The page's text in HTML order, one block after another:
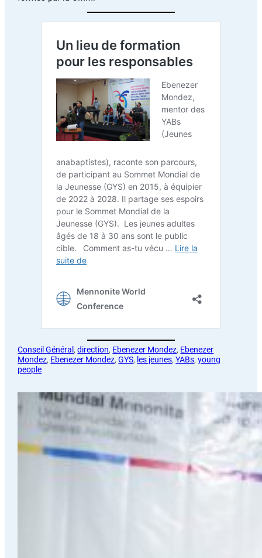
Conseil Général , direction, Ebenezer Mondez, Ebenezer
Mondez, Ebenezer Mondez, GYS, les jeunes, YABs, young
people